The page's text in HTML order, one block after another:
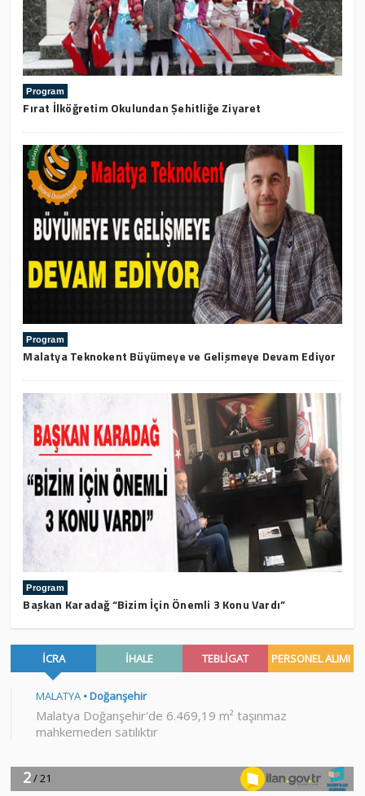
Program
Fırat İlköğretim Okulundan Şehitliğe Ziyaret
Program
Malatya Teknokent Büyümeye ve Gelişmeye Devam Ediyor
Program
Başkan Karadağ “Bizim İçin Önemli 3 Konu Vardı”